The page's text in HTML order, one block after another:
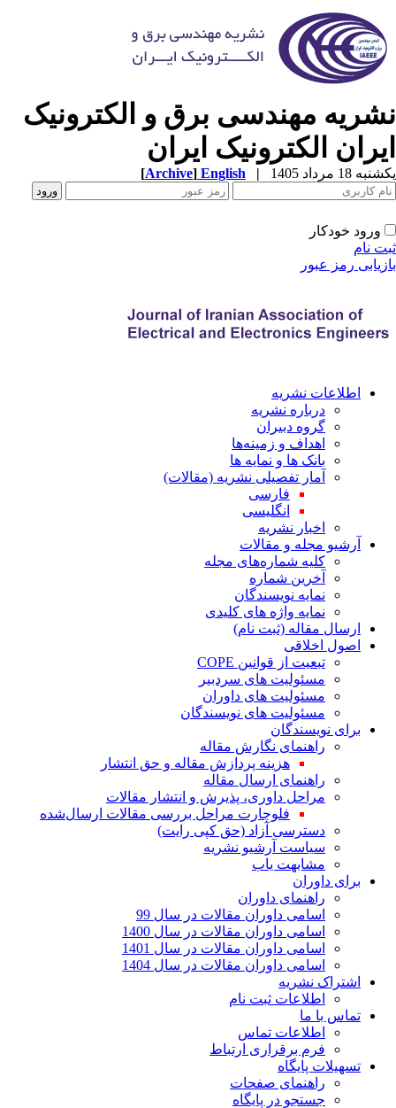
مهندسی برق و الکترونیک
الکترونیک ایران
18 مرداد 1405 |
English
[Archive]
ورود خودکار
نام
رمز عبور
اطلاعات نشریه
درباره نشریه
گروه دبیران
اهداف و زمینه‌ها
بانک ها و نمایه ها
آمار تفصیلی نشریه (مقالات)
فارسی
انگلیسی
اخبار نشریه
آرشیو مجله و مقالات
کلیه شماره‌های مجله
آخرین شماره
نمایه نویسندگان
نمایه واژه های کلیدی
ارسال مقاله (ثبت نام)
اصول اخلاقی
تبعیت از قوانین COPE
مسئولیت های سردبیر
مسئولیت های داوران
مسئولیت های نویسندگان
برای نویسندگان
راهنمای نگارش مقاله
هزینه پردازش مقاله و حق انتشار
راهنمای ارسال مقاله
مراحل داوری، پذیرش و انتشار مقالات
فلوچارت مراحل بررسی مقالات ارسال‌شده
دسترسی آزاد (حق کپی رایت)
سیاست آرشیو نشریه
مشابهت یاب
برای داوران
راهنمای داوران
اسامی داوران مقالات در سال 99
اسامی داوران مقالات در سال 1400
اسامی داوران مقالات در سال 1401
اسامی داوران مقالات در سال 1404
اشتراک نشریه
اطلاعات ثبت نام
تماس با ما
اطلاعات تماس
فرم برقراری ارتباط
تسهیلات پایگاه
راهنمای صفحات
جستجو در پایگاه